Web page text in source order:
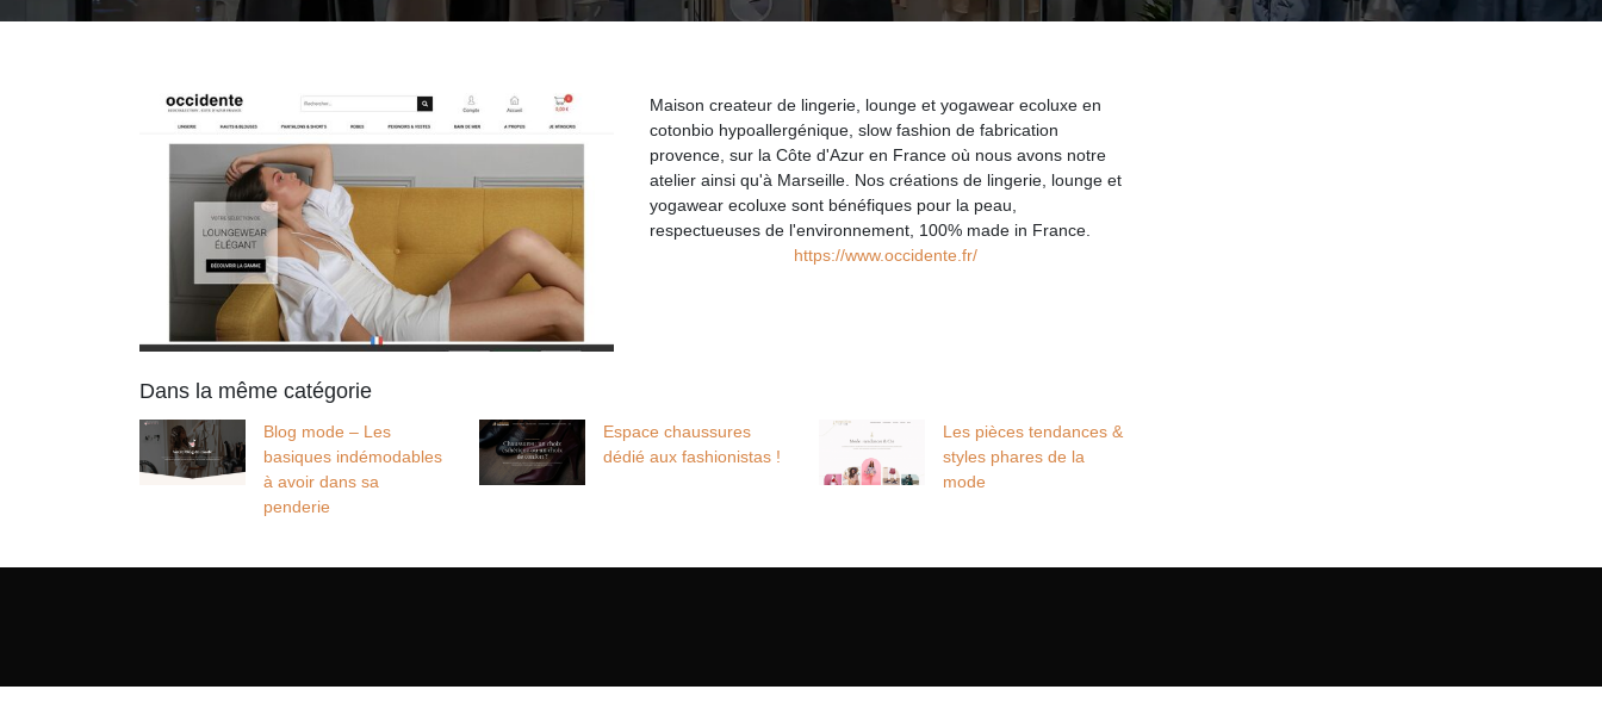
Maison createur de lingerie, lounge et yogawear ecoluxe en
cotonbio hypoallergénique, slow fashion de fabrication
provence, sur la Côte d'Azur en France où nous avons notre
atelier ainsi qu'à Marseille. Nos créations de lingerie, lounge et
yogawear ecoluxe sont bénéfiques pour la peau,
respectueuses de l'environnement, 100% made in France.
https://www.occidente.fr/
Dans la même catégorie
Blog mode – Les
basiques indémodables
à avoir dans sa
penderie
Espace chaussures
dédié aux fashionistas !
Les pièces tendances &
styles phares de la
mode